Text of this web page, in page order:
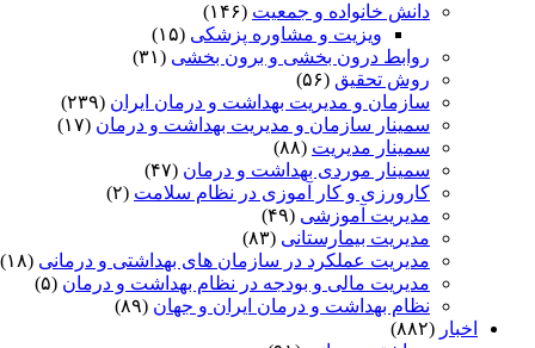
دانش خانواده و جمعیت (۱۴۶)
ویزیت و مشاوره پزشکی (۱۵)
روابط درون بخشی و برون بخشی (۳۱)
روش تحقیق (۵۶)
سازمان و مدیریت بهداشت و درمان ایران (۲۳۹)
سمینار سازمان و مدیریت بهداشت و درمان (۱۷)
سمینار مدیریت (۸۸)
سمینار موردی بهداشت و درمان (۴۷)
کارورزی و کار آموزی در نظام سلامت (۲)
مدیریت آموزشی (۴۹)
مدیریت بیمارستانی (۸۳)
مدیریت عملکرد در سازمان های بهداشتی و درمانی (۱۸)
مدیریت مالی و بودجه در نظام بهداشت و درمان (۵)
نظام بهداشت و درمان ایران و جهان (۸۹)
اخبار (۸۸۲)